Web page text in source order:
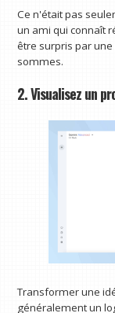
Ce n'était pas
un ami qui connaît
être surpris par
sommes.
2. Visualisez un
Transformer une
généralement un